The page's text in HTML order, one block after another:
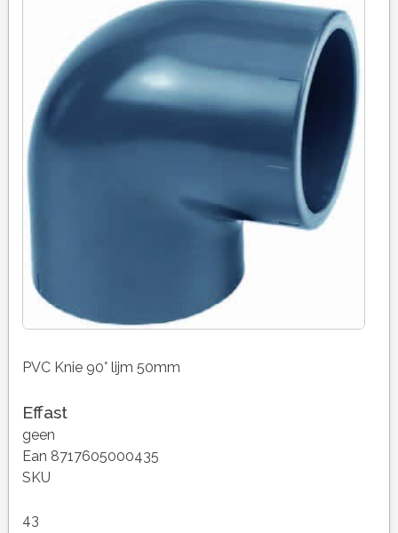
PVC Knie 90° lijm 50mm
Effast
geen
Ean 8717605000435
SKU
43